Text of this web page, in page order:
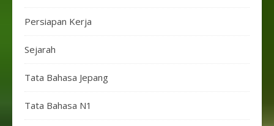
Persiapan Kerja
Sejarah
Tata Bahasa Jepang
Tata Bahasa N1